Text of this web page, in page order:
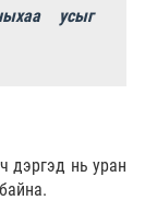
усыг
дэргэд нь уран